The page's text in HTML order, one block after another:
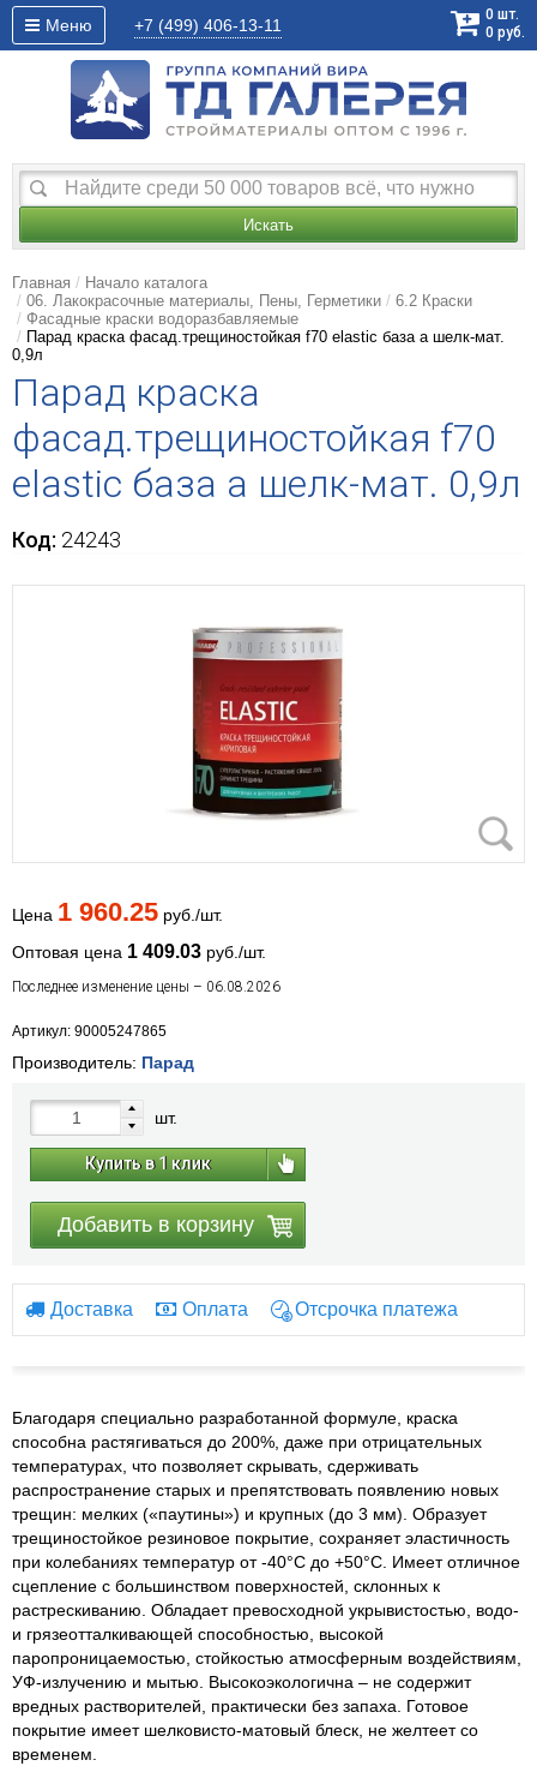
Меню +7 (499) 406-13-11
0 шт.
0 руб.
Искать
Главная
Начало каталога
06. Лакокрасочные материалы, Пены, Герметики
6.2 Краски
Фасадные краски водоразбавляемые
Парад краска фасад.трещиностойкая f70 elastic база а шелк-мат.
0,9л
Парад краска
фасад.трещиностойкая f70
elastic база а шелк-мат. 0,9л
Код: 24243
Цена 1 960.25 руб./шт.
Оптовая цена 1 409.03 руб./шт.
Последнее изменение цены – 06.08.2026
Артикул: 90005247865
Производитель: Парад
шт.
Купить в 1 клик
Добавить в корзину
Доставка Оплата Отсрочка платежа
Благодаря специально разработанной формуле, краска
способна растягиваться до 200%, даже при отрицательных
температурах, что позволяет скрывать, сдерживать
распространение старых и препятствовать появлению новых
трещин: мелких («паутины») и крупных (до 3 мм). Образует
трещиностойкое резиновое покрытие, сохраняет эластичность
при колебаниях температур от -40°С до +50°С. Имеет отличное
сцепление с большинством поверхностей, склонных к
растрескиванию. Обладает превосходной укрывистостью, водо-
и грязеотталкивающей способностью, высокой
паропроницаемостью, стойкостью атмосферным воздействиям,
УФ-излучению и мытью. Высокоэкологична – не содержит
вредных растворителей, практически без запаха. Готовое
покрытие имеет шелковисто-матовый блеск, не желтеет со
временем.